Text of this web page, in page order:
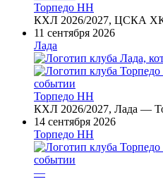
Торпедо НН
КХЛ 2026/2027, ЦСКА
11 сентября 2026
Лада
Торпедо НН
КХЛ 2026/2027, Лада —
14 сентября 2026
Торпедо НН
—